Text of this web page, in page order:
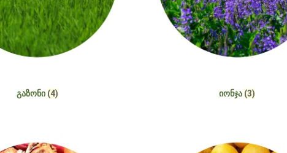
ᲒᲐᲖᲝᲜᲘ (4) ᲘᲝᲜᲯᲐ (3)